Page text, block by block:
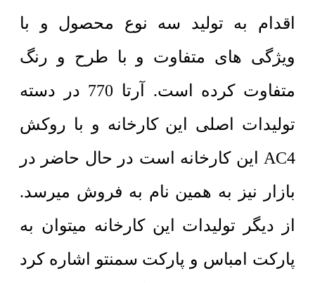
اقدام به تولید سه نوع محصول و با
ویژگی های متفاوت و با طرح و رنگ
متفاوت کرده است. آرتا 770 در دسته
تولیدات اصلی این کارخانه و با روکش
AC4 این کارخانه است در حال حاضر در
بازار نیز به همین نام به فروش میرسد.
از دیگر تولیدات این کارخانه میتوان به
پارکت امباس و پارکت سمنتو اشاره کرد